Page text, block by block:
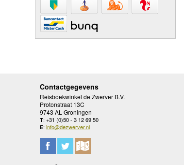
Contactgegevens
Reisboekwinkel de Zwerver B.V.
Protonstraat 13C
9743 AL Groningen
T: +31 (0)50 - 3 12 69 50
E: info@dezwerver.nl